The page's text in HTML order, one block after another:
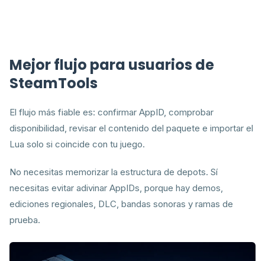
Mejor flujo para usuarios de
SteamTools
El flujo más fiable es: confirmar AppID, comprobar
disponibilidad, revisar el contenido del paquete e importar el
Lua solo si coincide con tu juego.
No necesitas memorizar la estructura de depots. Sí
necesitas evitar adivinar AppIDs, porque hay demos,
ediciones regionales, DLC, bandas sonoras y ramas de
prueba.